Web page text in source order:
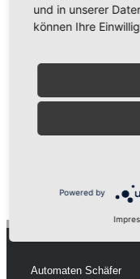
Technische
Automaten Schäfer
und in unserer
können Ihre
Powered by